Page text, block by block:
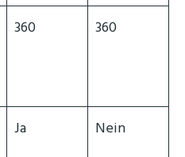
360 360
Ja Nein